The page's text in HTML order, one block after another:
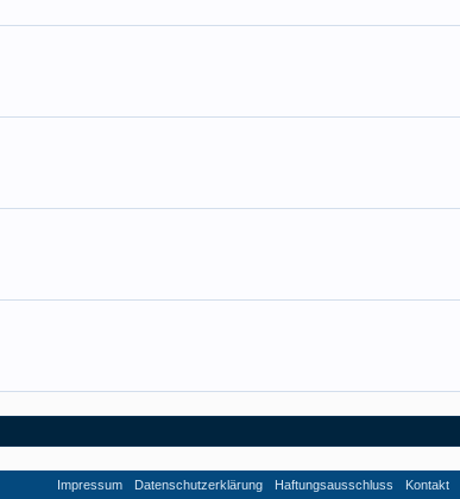
Impressum Datenschutzerklärung Haftungsausschluss Kontakt